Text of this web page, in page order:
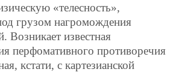
«телесность»,
грузом нагромождения
Возникает известная
перфомативного противоречия
кстати, с картезианской